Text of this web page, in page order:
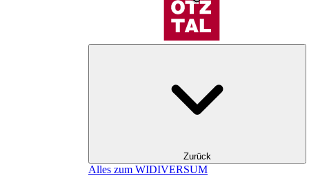
Zurück
Alles zum WIDIVERSUM